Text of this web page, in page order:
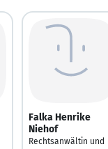
Falka Henrike
Niehof
Rechtsanwältin und